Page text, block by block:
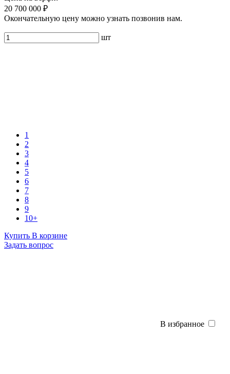
20 700 000 ₽
Окончательную цену можно узнать позвонив нам.
шт
1
2
3
4
5
6
7
8
9
10+
Купить В корзине
Задать вопрос
В избранное